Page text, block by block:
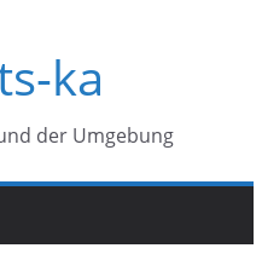
ka
der Umgebung